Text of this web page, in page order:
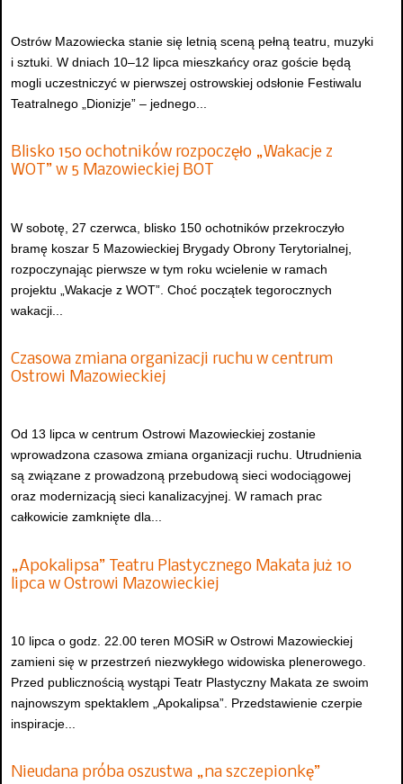
Ostrów Mazowiecka stanie się letnią sceną pełną teatru, muzyki
i sztuki. W dniach 10–12 lipca mieszkańcy oraz goście będą
mogli uczestniczyć w pierwszej ostrowskiej odsłonie Festiwalu
Teatralnego „Dionizje” – jednego...
Blisko 150 ochotników rozpoczęło „Wakacje z
WOT” w 5 Mazowieckiej BOT
W sobotę, 27 czerwca, blisko 150 ochotników przekroczyło
bramę koszar 5 Mazowieckiej Brygady Obrony Terytorialnej,
rozpoczynając pierwsze w tym roku wcielenie w ramach
projektu „Wakacje z WOT”. Choć początek tegorocznych
wakacji...
Czasowa zmiana organizacji ruchu w centrum
Ostrowi Mazowieckiej
Od 13 lipca w centrum Ostrowi Mazowieckiej zostanie
wprowadzona czasowa zmiana organizacji ruchu. Utrudnienia
są związane z prowadzoną przebudową sieci wodociągowej
oraz modernizacją sieci kanalizacyjnej. W ramach prac
całkowicie zamknięte dla...
„Apokalipsa” Teatru Plastycznego Makata już 10
lipca w Ostrowi Mazowieckiej
10 lipca o godz. 22.00 teren MOSiR w Ostrowi Mazowieckiej
zamieni się w przestrzeń niezwykłego widowiska plenerowego.
Przed publicznością wystąpi Teatr Plastyczny Makata ze swoim
najnowszym spektaklem „Apokalipsa”. Przedstawienie czerpie
inspiracje...
Nieudana próba oszustwa „na szczepionkę”